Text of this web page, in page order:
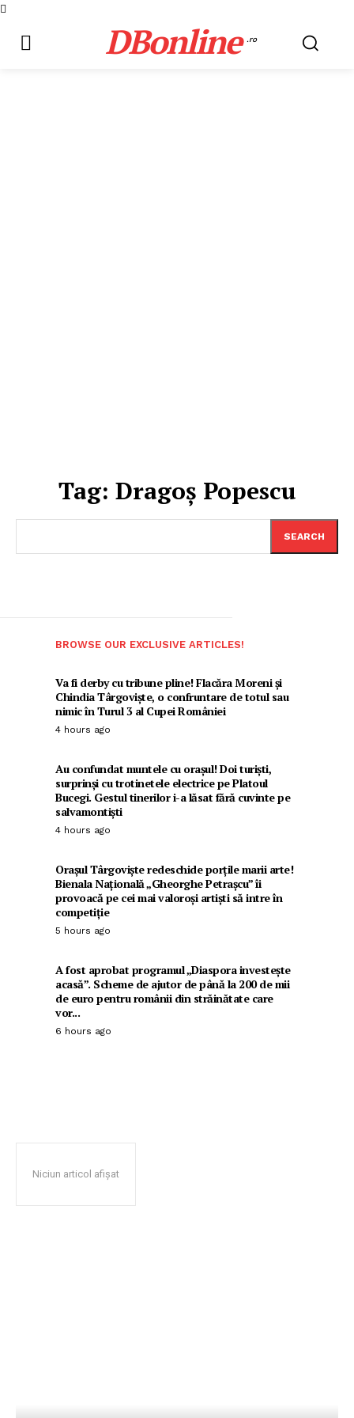
DBonline .ro
Tag: Dragoș Popescu
SEARCH
BROWSE OUR EXCLUSIVE ARTICLES!
Va fi derby cu tribune pline! Flacăra Moreni și
Chindia Târgoviște, o confruntare de totul sau
nimic în Turul 3 al Cupei României
4 hours ago
Au confundat muntele cu orașul! Doi turiști,
surprinși cu trotinetele electrice pe Platoul
Bucegi. Gestul tinerilor i-a lăsat fără cuvinte pe
salvamontiști
4 hours ago
Orașul Târgoviște redeschide porțile marii arte!
Bienala Națională „Gheorghe Petrașcu” îi
provoacă pe cei mai valoroși artiști să intre în
competiție
5 hours ago
A fost aprobat programul „Diaspora investește
acasă”. Scheme de ajutor de până la 200 de mii
de euro pentru românii din străinătate care
vor...
6 hours ago
Niciun articol afișat